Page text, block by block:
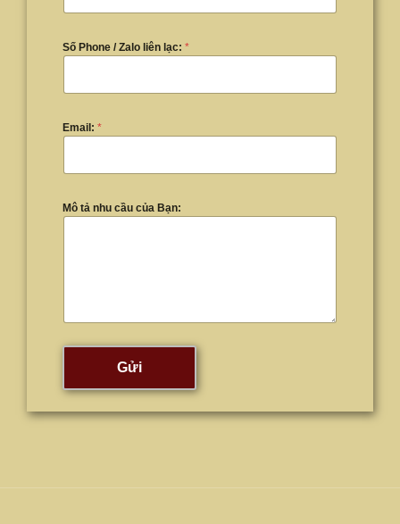
Số Phone / Zalo liên lạc: *
Email: *
Mô tả nhu cầu của Bạn:
Gửi